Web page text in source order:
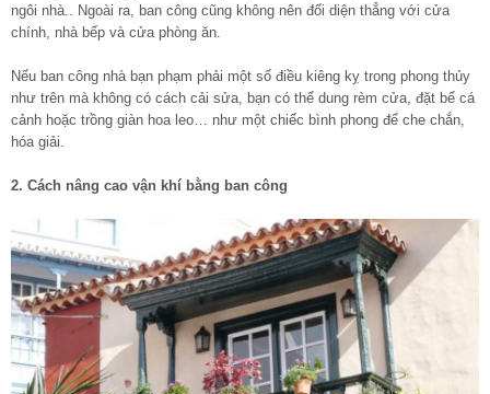
ngôi nhà.. Ngoài ra, ban công cũng không nên đối diện thẳng với cửa
chính, nhà bếp và cửa phòng ăn.
Nếu ban công nhà bạn phạm phải một số điều kiêng kỵ trong phong thủy
như trên mà không có cách cải sửa, bạn có thể dung rèm cửa, đặt bể cá
cảnh hoặc trồng giàn hoa leo… như một chiếc bình phong để che chắn,
hóa giải.
2. Cách nâng cao vận khí bằng ban công